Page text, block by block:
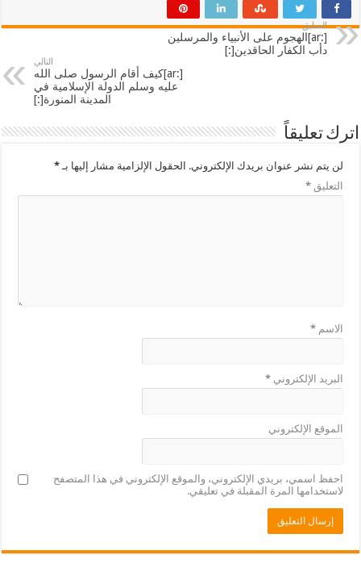
السابق
[:ar]الهجوم على الأنبياء والمرسلين
دأب الكفار الحاقدين[:]
التالي
[:ar]كيف أقام الرسول صلى الله
عليه وسلم الدولة الإسلامية في
المدينة المنورة[:]
اترك تعليقاً
لن يتم نشر عنوان بريدك الإلكتروني. الحقول الإلزامية مشار إليها بـ*
التعليق*
الاسم*
البريد الإلكتروني*
الموقع الإلكتروني
احفظ اسمي، بريدي الإلكتروني، والموقع الإلكتروني في هذا المتصفح
لاستخدامها المرة المقبلة في تعليقي.